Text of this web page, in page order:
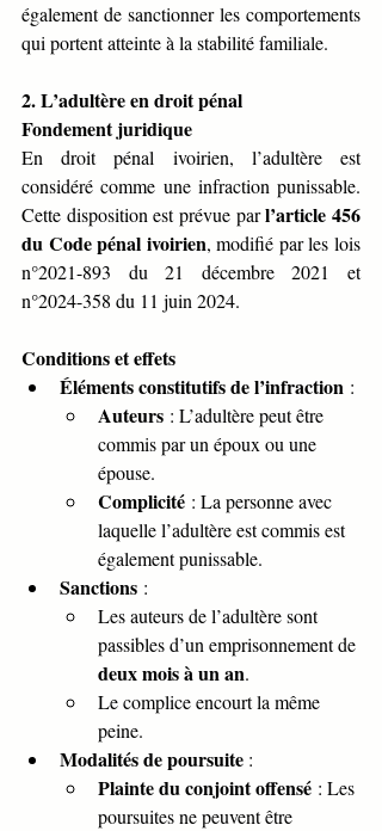
également de sanctionner les comportements
qui portent atteinte à la stabilité familiale.
2. L’adultère en droit pénal
Fondement juridique
En droit pénal ivoirien, l’adultère est
considéré comme une infraction punissable.
Cette disposition est prévue par l’article 456
du Code pénal ivoirien, modifié par les lois
n°2021-893 du 21 décembre 2021 et
n°2024-358 du 11 juin 2024.
Conditions et effets
Éléments constitutifs de l’infraction :
Auteurs : L’adultère peut être
commis par un époux ou une
épouse.
Complicité : La personne avec
laquelle l’adultère est commis est
également punissable.
Sanctions :
Les auteurs de l’adultère sont
passibles d’un emprisonnement de
deux mois à un an.
Le complice encourt la même
peine.
Modalités de poursuite :
Plainte du conjoint offensé : Les
poursuites ne peuvent être